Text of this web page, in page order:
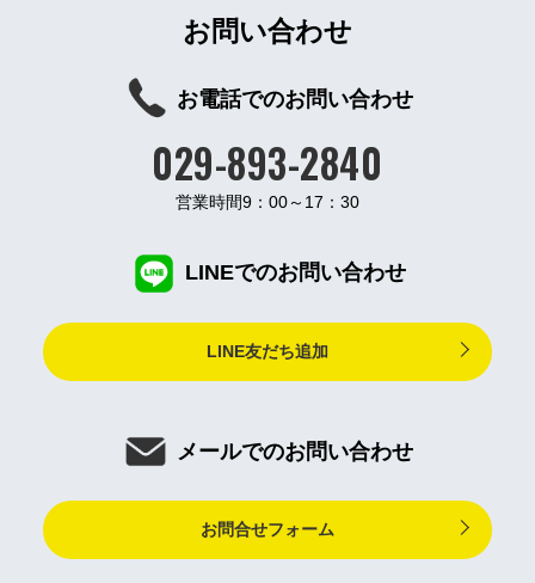
お問い合わせ
お電話でのお問い合わせ
029-893-2840
営業時間9：00～17：30
LINEでのお問い合わせ
LINE友だち追加
メールでのお問い合わせ
お問合せフォーム